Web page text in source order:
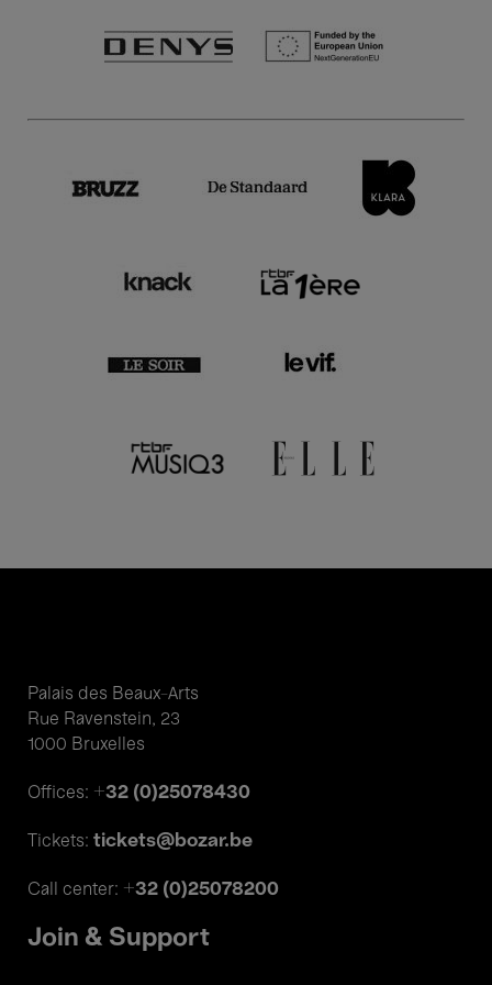
Palais des Beaux-Arts
Rue Ravenstein, 23
1000 Bruxelles
Offices: +32 (0)25078430
Tickets: tickets@bozar.be
Call center: +32 (0)25078200
Join & Support